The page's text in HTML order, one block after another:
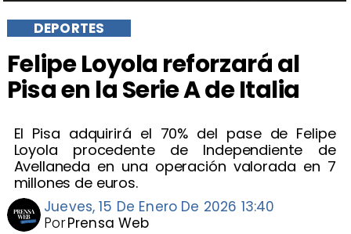
Felipe Loyola reforzará al
Pisa en la Serie A de Italia
El Pisa adquirirá el 70% del pase de Felipe
Loyola procedente de Independiente de
Avellaneda en una operación valorada en 7
millones de euros.
DEPORTES
Jueves, 15 De Enero De 2026 13:40
Prensa Web
Por